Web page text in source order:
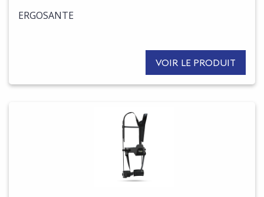
ERGOSANTE
VOIR LE PRODUIT